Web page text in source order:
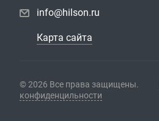
info@hilson.ru
Карта сайта
© 2026 Все права защищены.
конфиденцильности